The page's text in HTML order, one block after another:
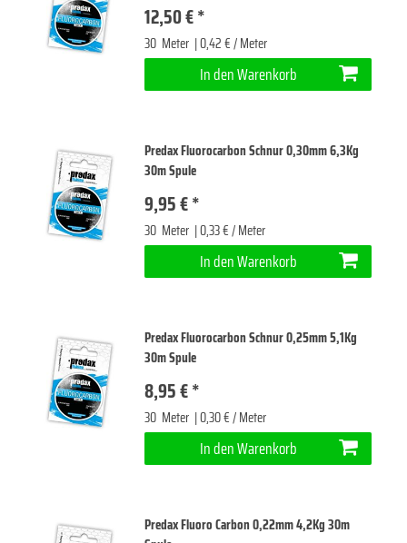
12,50 € *
30 Meter | 0,42 € / Meter
In den Warenkorb
Predax Fluorocarbon Schnur 0,30mm 6,3Kg
30m Spule
9,95 € *
30 Meter | 0,33 € / Meter
In den Warenkorb
Predax Fluorocarbon Schnur 0,25mm 5,1Kg
30m Spule
8,95 € *
30 Meter | 0,30 € / Meter
In den Warenkorb
Predax Fluoro Carbon 0,22mm 4,2Kg 30m